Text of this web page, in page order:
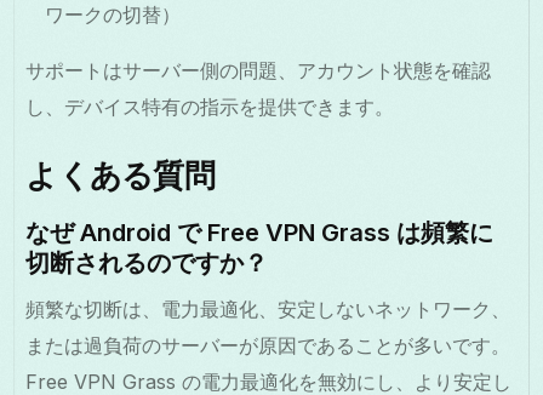
ワークの切替）
サポートはサーバー側の問題、アカウント状態を確認
し、デバイス特有の指示を提供できます。
よくある質問
なぜ Android で Free VPN Grass は頻繁に
切断されるのですか？
頻繁な切断は、電力最適化、安定しないネットワーク、
または過負荷のサーバーが原因であることが多いです。
Free VPN Grass の電力最適化を無効にし、より安定し